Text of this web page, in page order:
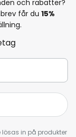
och rabatter?
får du 15%
lösas in på produkter